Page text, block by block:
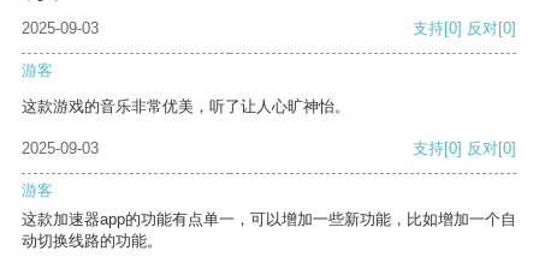
2025-09-03
支持[0] 反对[0]
游客
这款游戏的音乐非常优美，听了让人心旷神怡。
2025-09-03 支持[0] 反对[0]
游客
这款加速器app的功能有点单一，可以增加一些新功能，比如增加一个自
动切换线路的功能。